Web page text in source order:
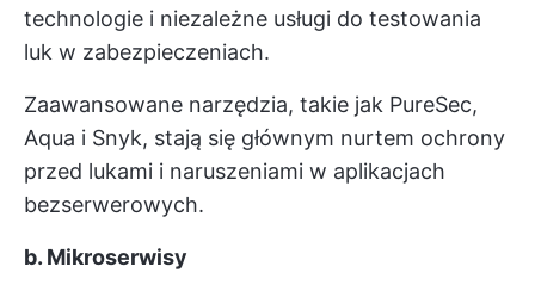
technologie i niezależne usługi do testowania
luk w zabezpieczeniach.
Zaawansowane narzędzia, takie jak PureSec,
Aqua i Snyk, stają się głównym nurtem ochrony
przed lukami i naruszeniami w aplikacjach
bezserwerowych.
b. Mikroserwisy